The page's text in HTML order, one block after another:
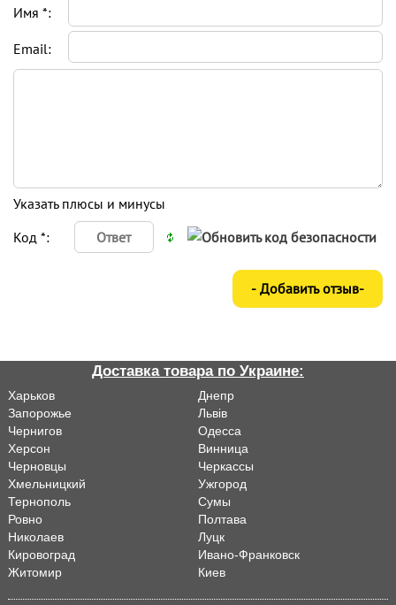
Имя *:
Email:
Указать плюсы и минусы
Код *:
Доставка товара по Украине:
Харьков
Днепр
Запорожье
Львiв
Чернигов
Одесса
Херсон
Винница
Черновцы
Черкассы
Хмельницкий
Ужгород
Тернополь
Сумы
Ровно
Полтава
Николаев
Луцк
Кировоград
Ивано-Франковск
Житомир
Киев